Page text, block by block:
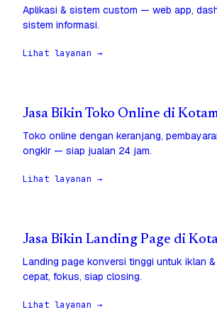
Aplikasi & sistem custom — web app,
sistem informasi.
Lihat layanan →
Jasa Bikin Toko Online di
Toko online dengan keranjang,
ongkir — siap jualan 24 jam.
Lihat layanan →
Jasa Bikin Landing Page di
Landing page konversi tinggi untuk iklan
cepat, fokus, siap closing.
Lihat layanan →